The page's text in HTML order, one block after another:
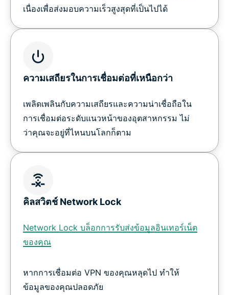
เนื่องเพื่อส่งมอบความเร็วสูงสุดที่เป็นไปได้
ความเสถียรในการเชื่อมต่อที่เหนือกว่า
เพลิดเพลินกับความเสถียรและความน่าเชื่อถือใน
การเชื่อมต่อระดับแนวหน้าของอุตสาหกรรม ไม่
ว่าคุณจะอยู่ที่ไหนบนโลกก็ตาม
คิลสวิตช์ Network Lock
Network Lock บล็อกการรับส่งข้อมูลอินเทอร์เน็ต
ของคุณ
หากการเชื่อมต่อ VPN ของคุณหลุดไป ทำให้
ข้อมูลของคุณปลอดภัย